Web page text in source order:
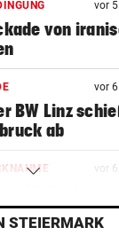
vor
von
vor
BW Linz
ab
vor
STEIERMARK